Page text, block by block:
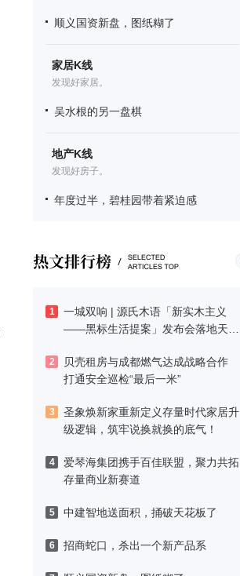
顺义国资新盘，图纸糊了
家居K线
发现好家居。
吴水根的另一盘棋
地产K线
发现好房子。
年度过半，碧桂园带着紧迫感
1
一城双响 | 源氏木语「新实木主义
——黑标生活提案」发布会落地天
2
贝壳租房与成都燃气达成战略合作
打通安全巡检“最后一米”
3
圣象焕新家重新定义存量时代家居升
级逻辑，筑牢说换就换的底气！
4
爱琴海集团携手百佳联盟，聚力共拓
存量商业新赛道
5 中建智地送面积，捅破天花板了
6 招商蛇口，杀出一个新产品系